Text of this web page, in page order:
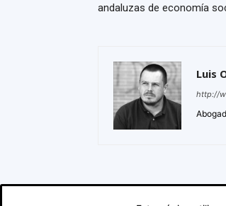
andaluzas de economía
Luis
http://